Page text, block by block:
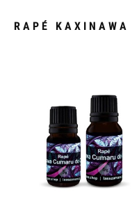
RAPÉ KAXINAWA